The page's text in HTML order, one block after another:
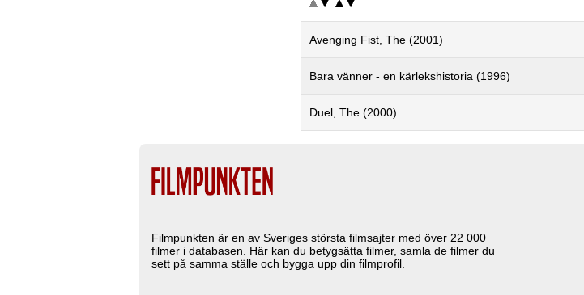
Avenging Fist, The (2001)
Bara vänner - en kärlekshistoria (1996)
Duel, The (2000)
Filmpunkten är en av Sveriges största filmsajter med över 22 000
filmer i databasen. Här kan du betygsätta filmer, samla de filmer du
sett på samma ställe och bygga upp din filmprofil.